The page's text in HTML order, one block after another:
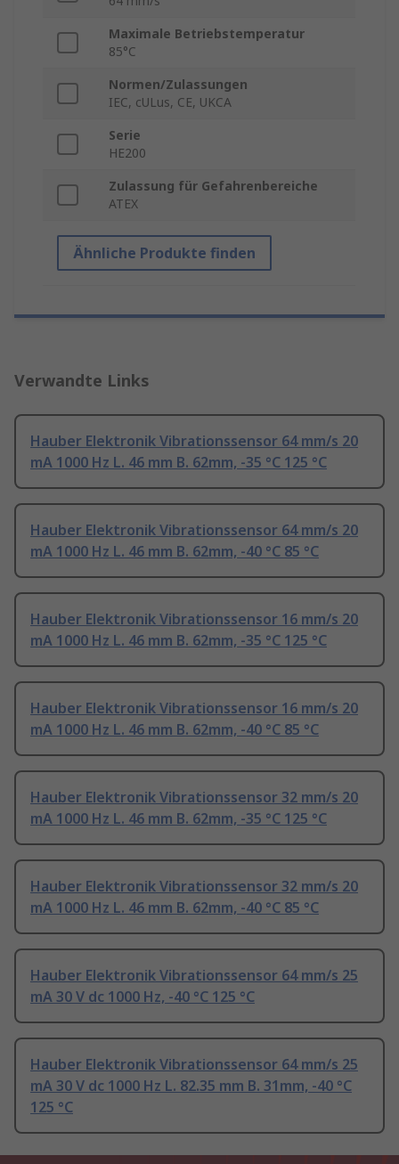
Maximale Betriebstemperatur
85°C
Normen/Zulassungen
IEC, cULus, CE, UKCA
Serie
HE200
Zulassung für Gefahrenbereiche
ATEX
Ähnliche Produkte finden
Verwandte Links
Hauber Elektronik Vibrationssensor 64 mm/s 20
mA 1000 Hz L. 46 mm B. 62mm, -35 °C 125 °C
Hauber Elektronik Vibrationssensor 64 mm/s 20
mA 1000 Hz L. 46 mm B. 62mm, -40 °C 85 °C
Hauber Elektronik Vibrationssensor 16 mm/s 20
mA 1000 Hz L. 46 mm B. 62mm, -35 °C 125 °C
Hauber Elektronik Vibrationssensor 16 mm/s 20
mA 1000 Hz L. 46 mm B. 62mm, -40 °C 85 °C
Hauber Elektronik Vibrationssensor 32 mm/s 20
mA 1000 Hz L. 46 mm B. 62mm, -35 °C 125 °C
Hauber Elektronik Vibrationssensor 32 mm/s 20
mA 1000 Hz L. 46 mm B. 62mm, -40 °C 85 °C
Hauber Elektronik Vibrationssensor 64 mm/s 25
mA 30 V dc 1000 Hz, -40 °C 125 °C
Hauber Elektronik Vibrationssensor 64 mm/s 25
mA 30 V dc 1000 Hz L. 82.35 mm B. 31mm, -40 °C
125 °C